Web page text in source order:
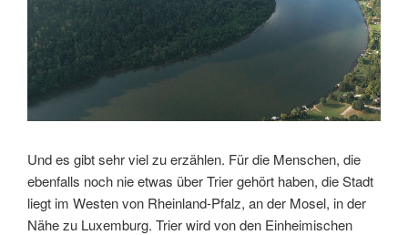
Und es gibt sehr viel zu erzählen. Für die Menschen, die
ebenfalls noch nie etwas über Trier gehört haben, die Stadt
liegt im Westen von Rheinland-Pfalz, an der Mosel, in der
Nähe zu Luxemburg. Trier wird von den Einheimischen